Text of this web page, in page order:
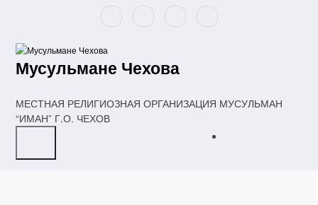
Мусульмане Чехова
МЕСТНАЯ РЕЛИГИОЗНАЯ ОРГАНИЗАЦИЯ МУСУЛЬМАН
“ИМАН” Г.О. ЧЕХОВ